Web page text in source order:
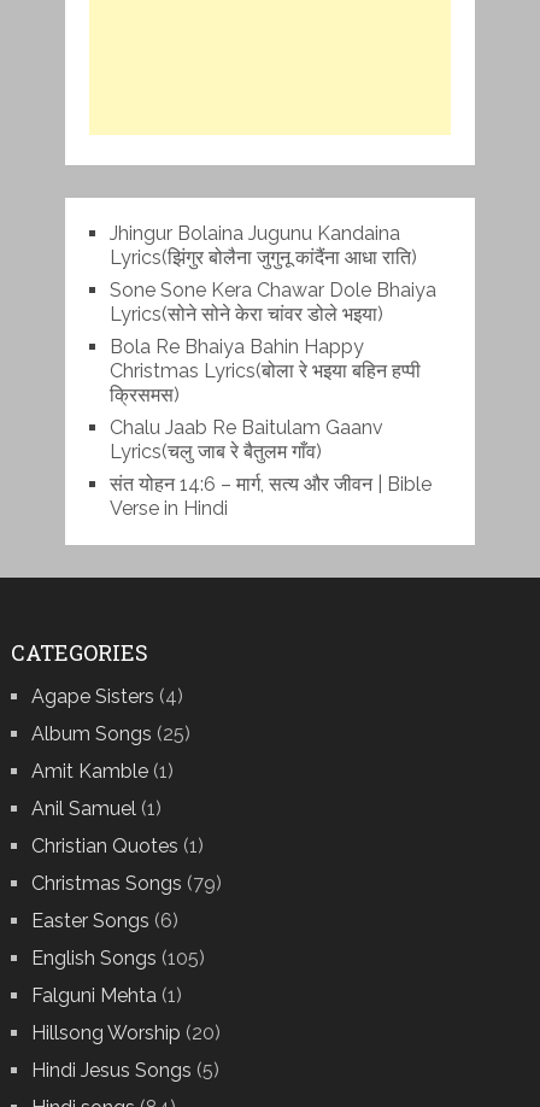
Jhingur Bolaina Jugunu Kandaina
Lyrics(झिंगुर बोलैना जुगुनू कांदैंना आधा राति)
Sone Sone Kera Chawar Dole Bhaiya
Lyrics(सोने सोने केरा चांवर डोले भइया)
Bola Re Bh‌aiya Bahin Happy
Christmas Lyrics(बोला रे भ‌इया बहिन हप्पी
क्रिसमस)
Chalu Jaab Re Baitulam Gaanv
Lyrics(चलु जाब रे बैतुलम गाँव)
संत योहन 14:6 – मार्ग, सत्य और जीवन | Bible
Verse in Hindi
CATEGORIES
Agape Sisters (4)
Album Songs (25)
Amit Kamble(1)
Anil Samuel(1)
Christian Quotes (1)
Christmas Songs (79)
Easter Songs (6)
English Songs (105)
Falguni Mehta(1)
Hillsong Worship (20)
Hindi Jesus Songs (5)